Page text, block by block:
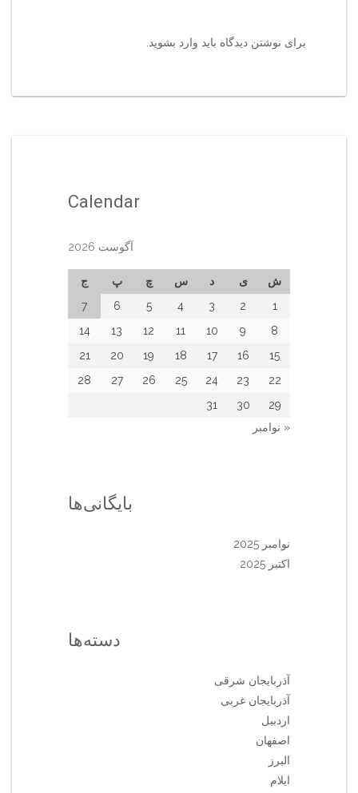
برای نوشتن دیدگاه باید وارد بشوید
Calendar
آگوست 2026
ش ی د س چ پ
ج
1
2
3
4
5
6
7
8
9
10
11
12
13
14
15
16
17
18
19
20
21
22
23
24
25
26
27
28
29
30
31
« نوامبر
بایگانی‌ها
نوامبر 2025
اکتبر 2025
دسته‌ها
آذربایجان شرقی
آذربایجان غربی
اردبیل
اصفهان
البرز
ایلام